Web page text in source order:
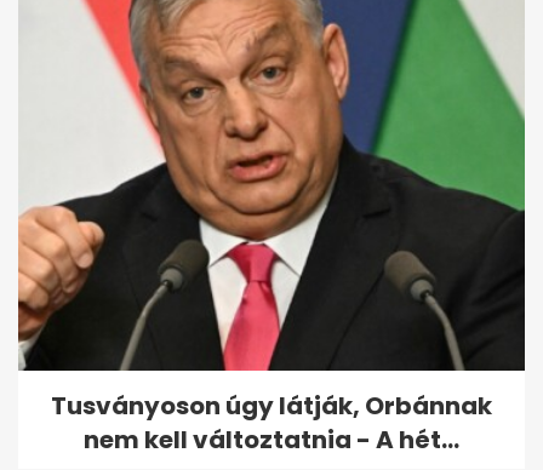
Brutálisan gazdagszik Sarka
Kata férje
Tusványoson úgy látják, Orbánnak
nem kell változtatnia - A hét...